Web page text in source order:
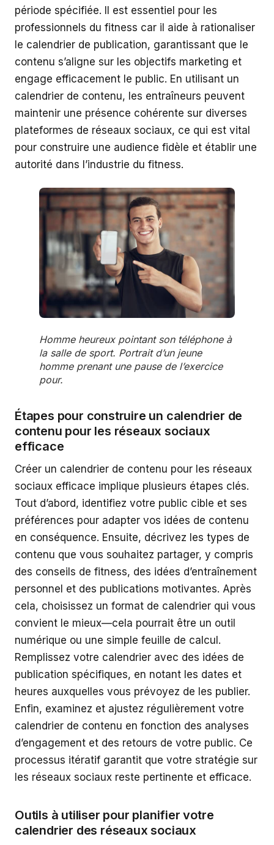
période spécifiée. Il est essentiel pour les
professionnels du fitness car il aide à rationaliser
le calendrier de publication, garantissant que le
contenu s’aligne sur les objectifs marketing et
engage efficacement le public. En utilisant un
calendrier de contenu, les entraîneurs peuvent
maintenir une présence cohérente sur diverses
plateformes de réseaux sociaux, ce qui est vital
pour construire une audience fidèle et établir une
autorité dans l’industrie du fitness.
Homme heureux pointant son téléphone à
la salle de sport. Portrait d’un jeune
homme prenant une pause de l’exercice
pour.
Étapes pour construire un calendrier de
contenu pour les réseaux sociaux
efficace
Créer un calendrier de contenu pour les réseaux
sociaux efficace implique plusieurs étapes clés.
Tout d’abord, identifiez votre public cible et ses
préférences pour adapter vos idées de contenu
en conséquence. Ensuite, décrivez les types de
contenu que vous souhaitez partager, y compris
des conseils de fitness, des idées d’entraînement
personnel et des publications motivantes. Après
cela, choisissez un format de calendrier qui vous
convient le mieux—cela pourrait être un outil
numérique ou une simple feuille de calcul.
Remplissez votre calendrier avec des idées de
publication spécifiques, en notant les dates et
heures auxquelles vous prévoyez de les publier.
Enfin, examinez et ajustez régulièrement votre
calendrier de contenu en fonction des analyses
d’engagement et des retours de votre public. Ce
processus itératif garantit que votre stratégie sur
les réseaux sociaux reste pertinente et efficace.
Outils à utiliser pour planifier votre
calendrier des réseaux sociaux